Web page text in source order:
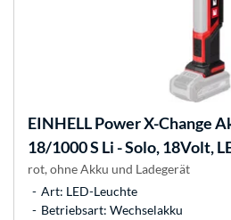
EINHELLPower X-Change
18/1000 S Li - Solo, 18Volt,
rot, ohne Akku und Ladegerät
Art: LED-Leuchte
Betriebsart: Wechselakku